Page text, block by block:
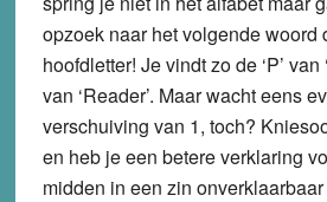
opzoek naar het volgende woord
hoofdletter! Je vindt zo de ‘P’ van
van ‘Reader’. Maar wacht eens
verschuiving van 1, toch?
en heb je een betere verklaring
midden in een zin